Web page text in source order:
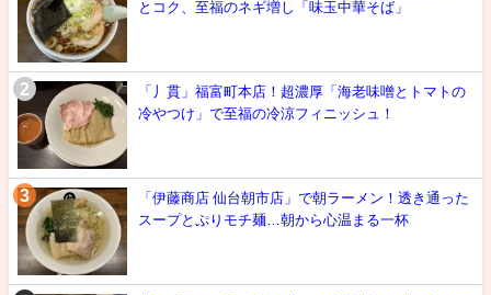
とコク、至福のネギ増し「味玉中華そば」
「丿貫」福富町本店！超濃厚「海老味噌とトマトの
冷やつけ」で至福の冷涼フィニッシュ！
「伊藤商店 仙台朝市店」で朝ラーメン！透き通った
スープとぷりモチ麺…朝から心温まる一杯